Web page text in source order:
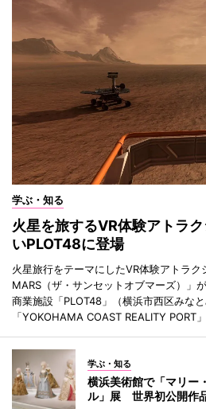
学ぶ・知る
火星を旅するVR体験アトラ
いPLOT48に登場
火星旅行をテーマにしたVR体験アトラ
MARS（ザ・サンセットオブマーズ）」
商業施設「PLOT48」（横浜市西区みな
「YOKOHAMA COAST REALITY PORT
学ぶ・知る
横浜美術館で「マリー
ル」展 世界初公開作